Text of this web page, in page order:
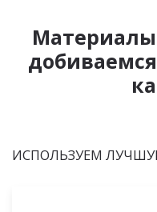
ИСПОЛЬЗУЕМ